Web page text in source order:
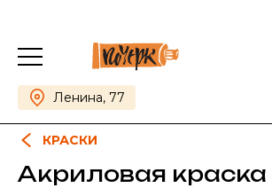
Ленина, 77
КРАСКИ
Акриловая краска